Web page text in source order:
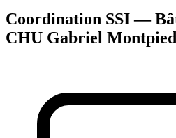
Coordination SSI —
CHU Gabriel Montpied